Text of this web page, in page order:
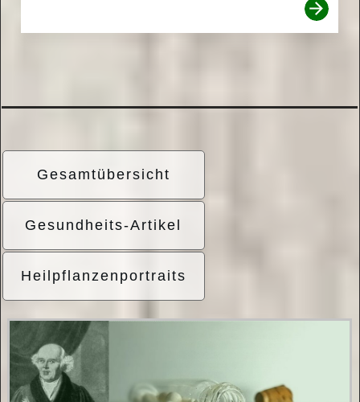
Gesamtübersicht
Gesundheits-Artikel
Heilpflanzenportraits